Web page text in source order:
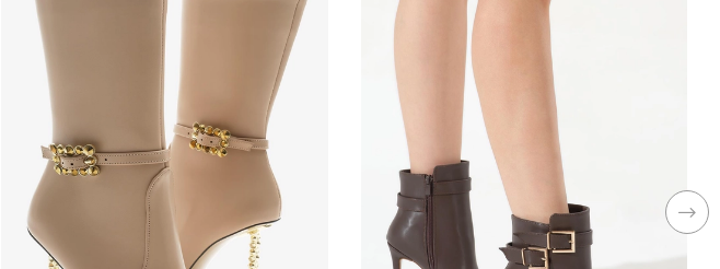
Kullanım Alanı Outdoor
Dış Materyal Suni Deri
Sezon
Cinsiyet